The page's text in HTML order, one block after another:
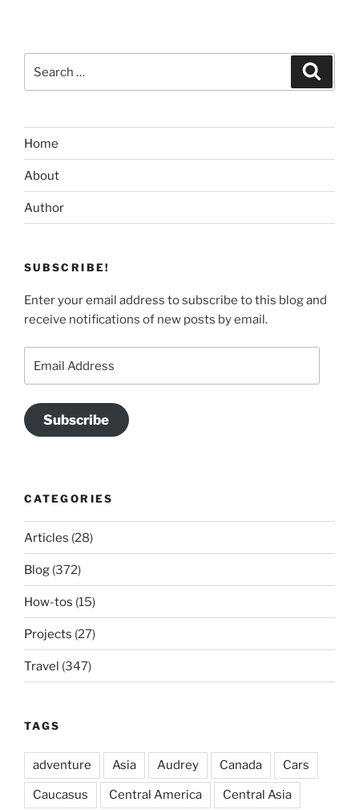
Home
About
Author
SUBSCRIBE!
Enter your email address to subscribe to this blog and
receive notifications of new posts by email.
Subscribe
CATEGORIES
Articles (28)
Blog (372)
How-tos (15)
Projects (27)
Travel (347)
TAGS
adventure Asia Audrey Canada Cars
Caucasus Central America Central Asia